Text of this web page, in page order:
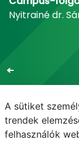
Nyitrainé dr.
A sütiket
trendek
felhasználók